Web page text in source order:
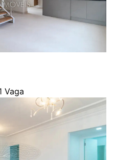
Vaga